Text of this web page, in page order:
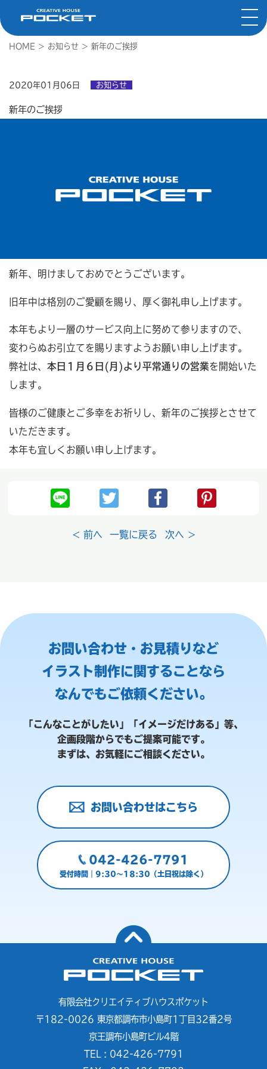
HOME > お知らせ > 新年のご挨拶
2020年01月06日 お知らせ
新年のご挨拶
新年、明けましておめでとうございます。
旧年中は格別のご愛顧を賜り、厚く御礼申し上げます。
本年もより一層のサービス向上に努めて参りますので、
変わらぬお引立てを賜りますようお願い申し上げます。
弊社は、 本日１月６日(月)より平常通りの営業を開始いた
します。
皆様のご健康とご多幸をお祈りし、新年のご挨拶とさせて
いただきます。
本年も宜しくお願い申し上げます。
< 前へ 一覧に戻る 次へ >
お問い合わせ・お見積りなど
イラスト制作に関することなら
なんでもご依頼ください。
「こんなことがしたい」「イメージだけある」等、
企画段階からでもご提案可能です。
まずは、お気軽にご相談ください。
お問い合わせはこちら
042-426-7791
受付時間｜9:30～18:30（土日祝は除く）
有限会社クリエイティブハウスポケット
〒182-0026 東京都調布市小島町1丁目32番2号
京王調布小島町ビル4階
TEL : 042-426-7791